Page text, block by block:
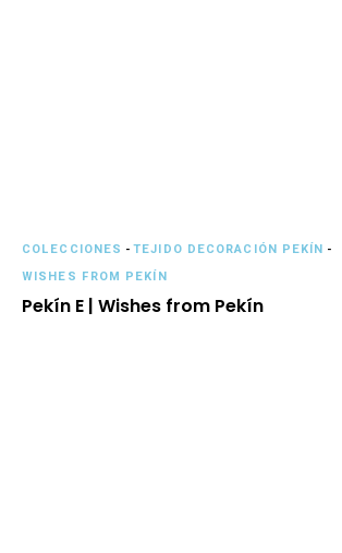
COLECCIONES -TEJIDO DECORACIÓN PEKÍN -
WISHES FROM PEKÍN
Pekín E | Wishes from Pekín